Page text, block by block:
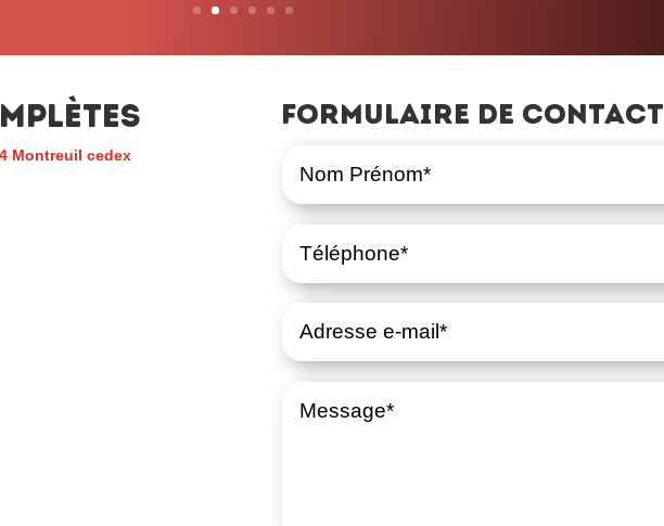
Montreuil cedex
Formulaire de contact